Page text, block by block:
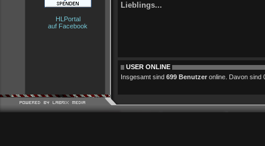
HLPortal
auf Facebook
Lieblings...
USER ONLINE
Insgesamt sind 699 Benutzer online. Davon sind